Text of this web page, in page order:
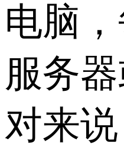
电脑
服务
对来